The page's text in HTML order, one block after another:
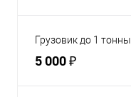
Грузовик до 1 тонны
5 000 ₽